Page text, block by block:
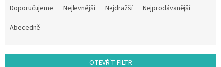
í
Doporučujeme Nejlevnější Nejdražší
Nejprodávanější
Abecedně
OTEVŘÍT FILTR